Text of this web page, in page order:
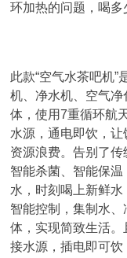
环加热的问题，喝多
此款“空气水茶吧机
机、净水机、空气
体，使用7重循环航
水源，通电即饮，
资源浪费。告别了传
智能杀菌、智能保
水，时刻喝上新鲜
智能控制，集制水
体，实现简致生活
接水源，插电即可饮